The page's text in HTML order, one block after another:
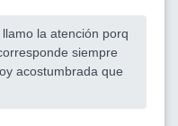
la atención porq
siempre
acostumbrada que